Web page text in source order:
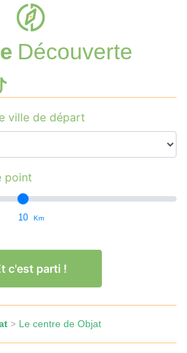
Découverte
ville de départ
point
10 Km
c'est parti !
> Le centre de Objat